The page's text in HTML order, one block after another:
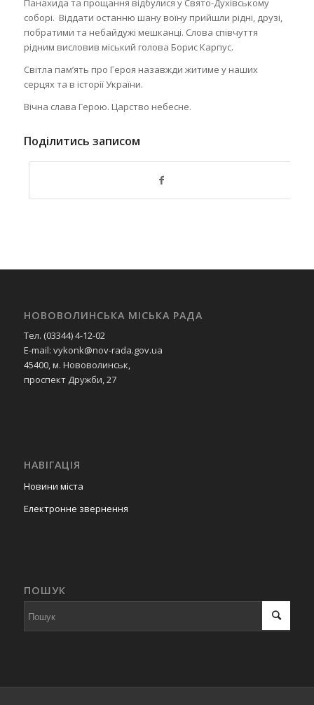
соборі. Віддати останню шану воїну прийшли рідні, друзі,
побратими та небайдужі мешканці. Слова співчуття
рідним висловив міський голова Борис Карпус.
Світла пам’ять про Героя назавжди житиме у наших
серцях та в історії України.
Вічна слава Герою. Царство небесне.
Поділитись записом
НОВОВОЛИНСЬКА МІСЬКА РАДА
Тел. (03344) 4-12-02
E-mail: vykonk@nov-rada.gov.ua
45400, м. Нововолинськ,
проспект Дружби, 27
НАВІГАЦІЯ
Новини міста
Електронне звернення
ПОШУК